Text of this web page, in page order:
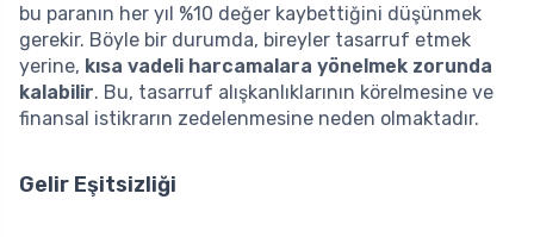
bu paranın her yıl %10 değer kaybettiğini düşünmek
gerekir. Böyle bir durumda, bireyler tasarruf etmek
yerine, kısa vadeli harcamalara yönelmek zorunda
kalabilir. Bu, tasarruf alışkanlıklarının körelmesine ve
finansal istikrarın zedelenmesine neden olmaktadır.
Gelir Eşitsizliği